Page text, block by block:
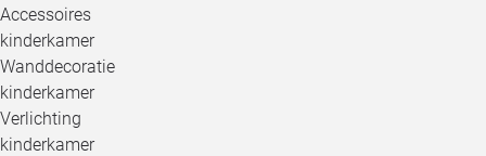
Accessoires
kinderkamer
Wanddecoratie
kinderkamer
Verlichting
kinderkamer